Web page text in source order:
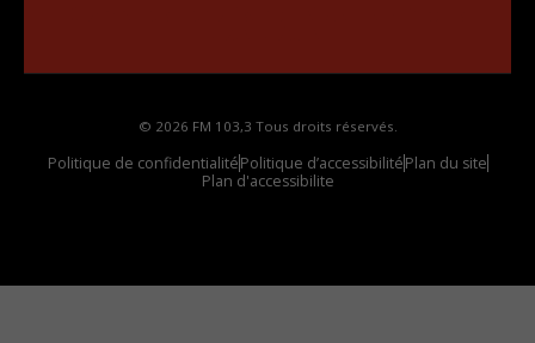
© 2026 FM 103,3 Tous droits réservés.
Politique de confidentialitéPolitique d’accessibilitéPlan du site
Plan d'accessibilite